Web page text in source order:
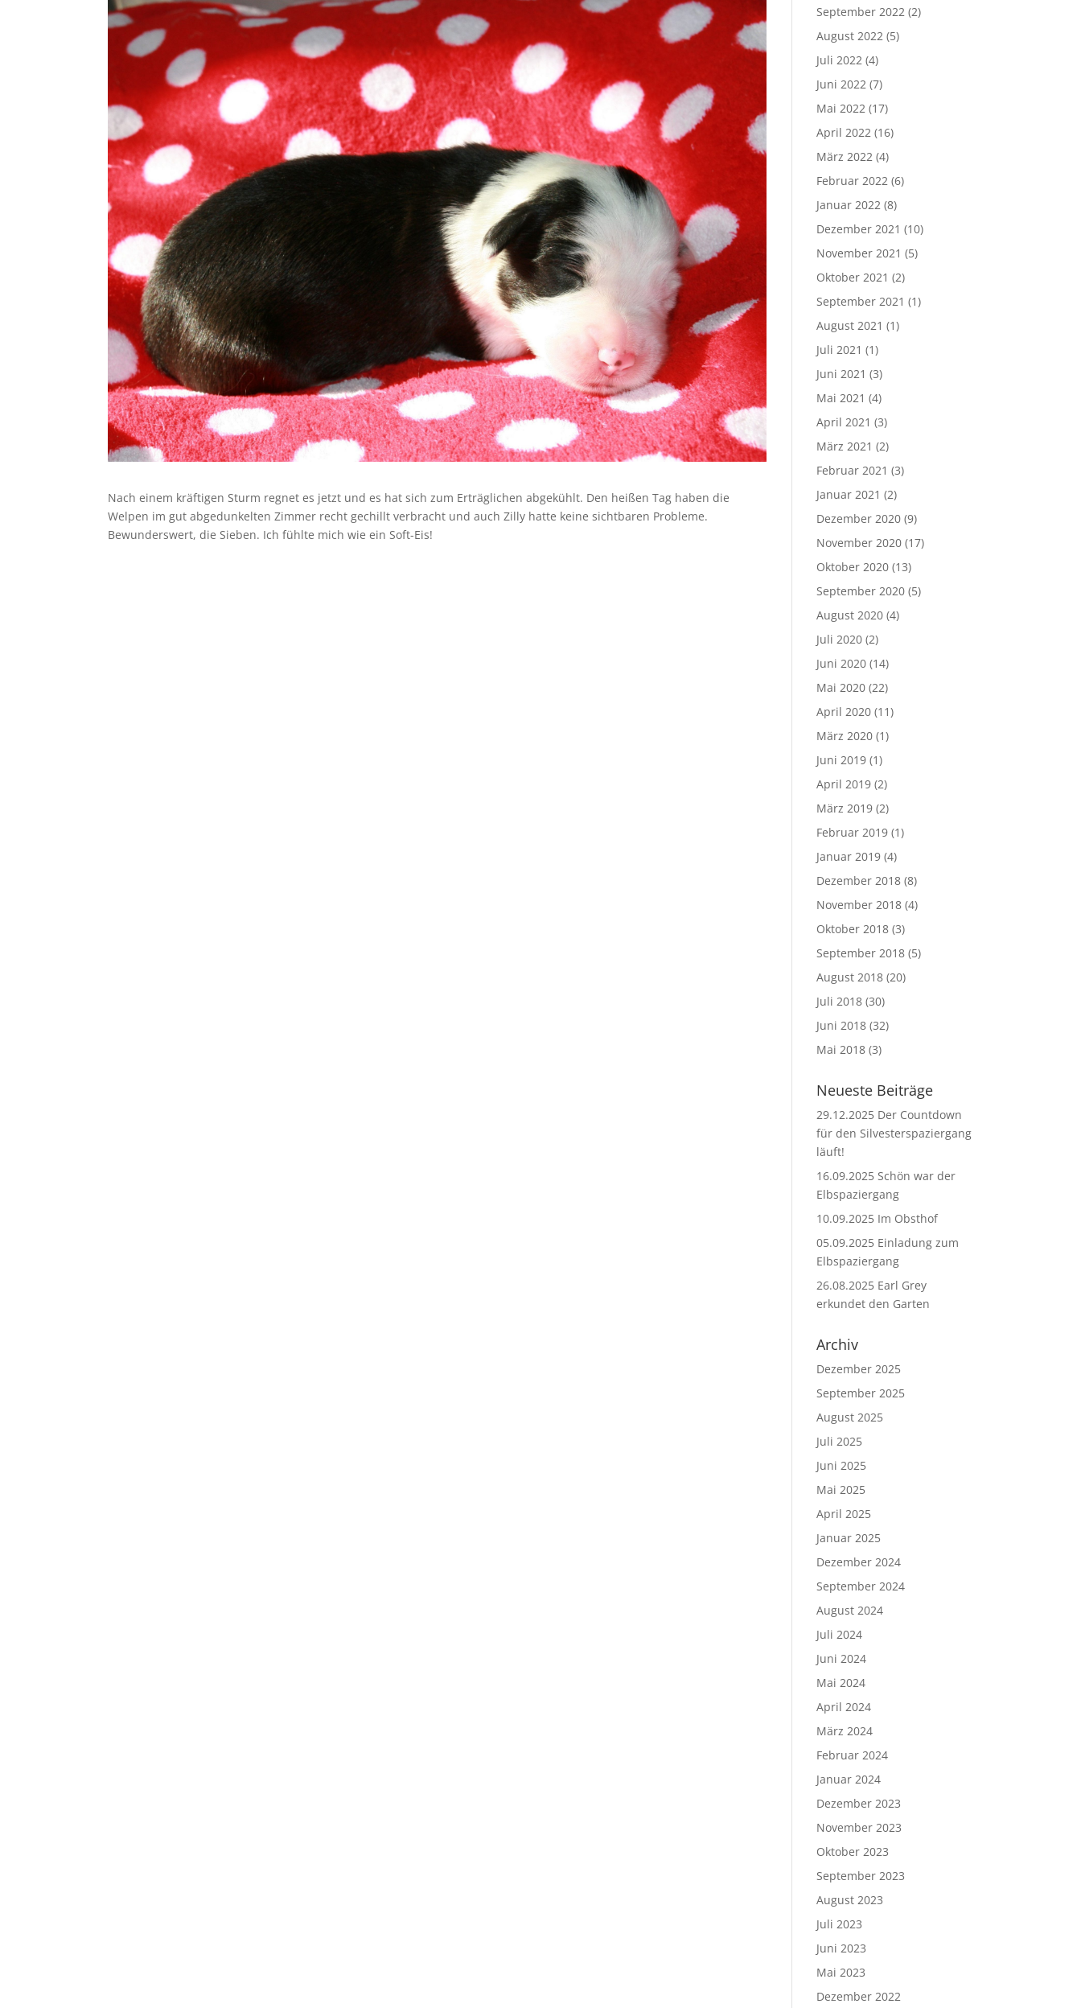
Nach einem kräftigen Sturm regnet es jetzt und es hat sich zum Erträglichen abgekühlt. Den heißen Tag haben die
Welpen im gut abgedunkelten Zimmer recht gechillt verbracht und auch Zilly hatte keine sichtbaren Probleme.
Bewunderswert, die Sieben. Ich fühlte mich wie ein Soft-Eis!
September 2022 (2)
August 2022 (5)
Juli 2022 (4)
Juni 2022 (7)
Mai 2022 (17)
April 2022 (16)
März 2022 (4)
Februar 2022 (6)
Januar 2022 (8)
Dezember 2021 (10)
November 2021 (5)
Oktober 2021 (2)
September 2021 (1)
August 2021 (1)
Juli 2021 (1)
Juni 2021 (3)
Mai 2021 (4)
April 2021 (3)
März 2021 (2)
Februar 2021 (3)
Januar 2021 (2)
Dezember 2020 (9)
November 2020 (17)
Oktober 2020 (13)
September 2020 (5)
August 2020 (4)
Juli 2020 (2)
Juni 2020 (14)
Mai 2020 (22)
April 2020 (11)
März 2020 (1)
Juni 2019 (1)
April 2019 (2)
März 2019 (2)
Februar 2019 (1)
Januar 2019 (4)
Dezember 2018 (8)
November 2018 (4)
Oktober 2018 (3)
September 2018 (5)
August 2018 (20)
Juli 2018 (30)
Juni 2018 (32)
Mai 2018 (3)
Neueste Beiträge
29.12.2025 Der Countdown
für den Silvesterspaziergang
läuft!
16.09.2025 Schön war der
Elbspaziergang
10.09.2025 Im Obsthof
05.09.2025 Einladung zum
Elbspaziergang
26.08.2025 Earl Grey
erkundet den Garten
Archiv
Dezember 2025
September 2025
August 2025
Juli 2025
Juni 2025
Mai 2025
April 2025
Januar 2025
Dezember 2024
September 2024
August 2024
Juli 2024
Juni 2024
Mai 2024
April 2024
März 2024
Februar 2024
Januar 2024
Dezember 2023
November 2023
Oktober 2023
September 2023
August 2023
Juli 2023
Juni 2023
Mai 2023
Dezember 2022